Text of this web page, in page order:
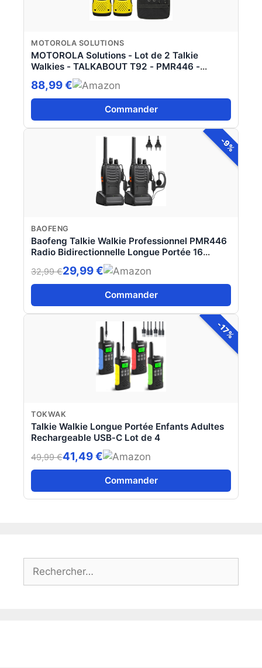
MOTOROLA SOLUTIONS
MOTOROLA Solutions - Lot de 2 Talkie
Walkies - TALKABOUT T92 - PMR446 -
Noir/Jaune - Longue portée -Indice IP67 -
Fonctionnent avec Batterie
88,99 €
Commander
-9%
BAOFENG
Baofeng Talkie Walkie Professionnel PMR446
Radio Bidirectionnelle Longue Portée 16
Canaux Talkies-Walkies avec Casque, Base
de Chargement et Batterie (2 Pcs)
32,99 €29,99 €
Commander
-17%
TOKWAK
Talkie Walkie Longue Portée Enfants Adultes
Rechargeable USB‑C Lot de 4
49,99 €41,49 €
Commander